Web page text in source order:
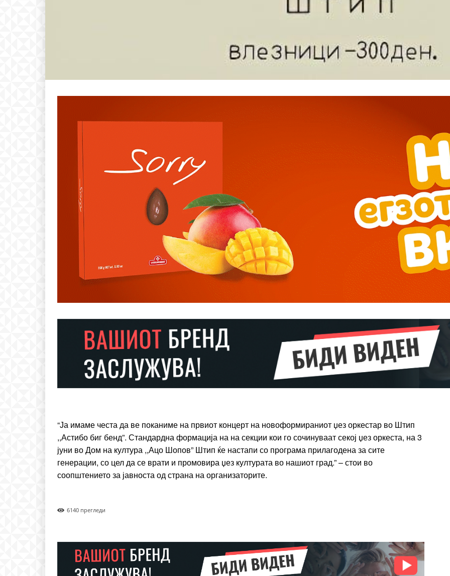
Donec quis est ac felis
Yearly pricing
“Ја имаме честа да ве поканиме на првиот концерт на новоформираниот џез оркестар во Штип
,,Астибо биг бенд”. Стандардна формација на на секции кои го сочинуваат секој џез оркеста, на 3
јуни во Дом на култура ,,Ацо Шопов” Штип ќе настапи со програма прилагодена за сите
генерации, со цел да се врати и промовира џез културата во нашиот град.” – стои во
соопштението за јавноста од страна на организаторите.
6140 прегледи